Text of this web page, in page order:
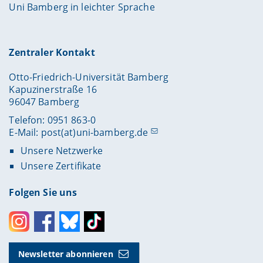
Uni Bamberg in leichter Sprache
Zentraler Kontakt
Otto-Friedrich-Universität Bamberg
Kapuzinerstraße 16
96047 Bamberg
Telefon: 0951 863-0
E-Mail: post(at)uni-bamberg.de
Unsere Netzwerke
Unsere Zertifikate
Folgen Sie uns
InstagramFacebookBlueskyToktok
Newsletter abonnieren